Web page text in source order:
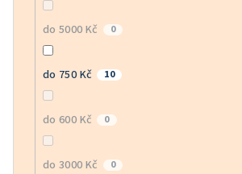
do 5000 Kč 0
do 750 Kč 10
do 600 Kč 0
do 3000 Kč 0